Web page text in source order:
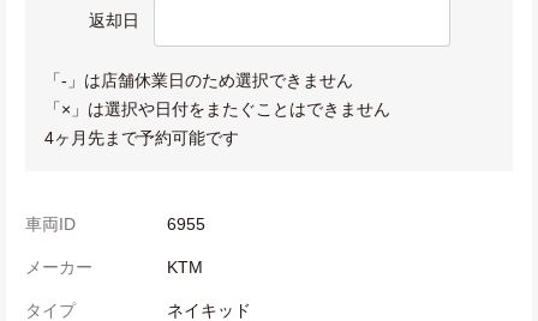
返却日
「-」は店舗休業日のため選択できません
「×」は選択や日付をまたぐことはできません
4ヶ月先まで予約可能です
車両ID 6955
メーカー KTM
タイプ ネイキッド